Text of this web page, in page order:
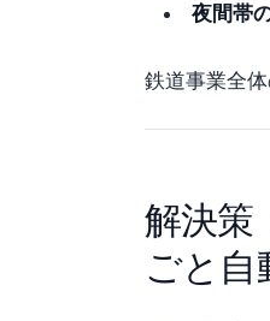
夜間帯
鉄道事業全
解決策
ごと自